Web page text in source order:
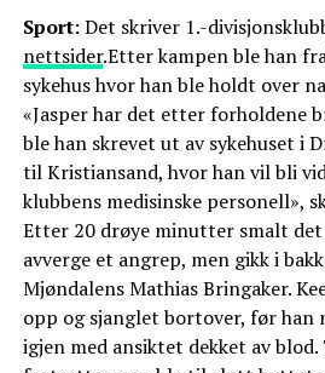
Sport: Det skriver 1.-
nettsider.Etter kampen ble han
sykehus hvor han ble holdt over
«Jasper har det etter forholdene
ble han skrevet ut av sykehuset i
til Kristiansand, hvor han vil bli
klubbens medisinske personell»,
Etter 20 drøye minutter smalt
avverge et angrep, men gikk i
Mjøndalens Mathias Bringaker.
opp og sjanglet bortover, før han
igjen med ansiktet dekket av